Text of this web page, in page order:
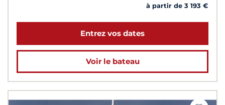
à partir de 3 193 €
Entrez vos dates
Voir le bateau